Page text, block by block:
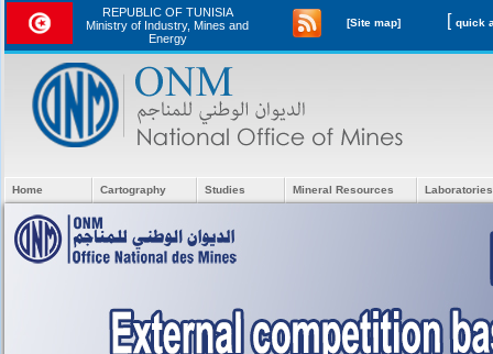
REPUBLIC OF TUNISIA
Ministry of Industry, Mines and
Energy
[Site map] [
Home Cartography Studies Mineral Resources